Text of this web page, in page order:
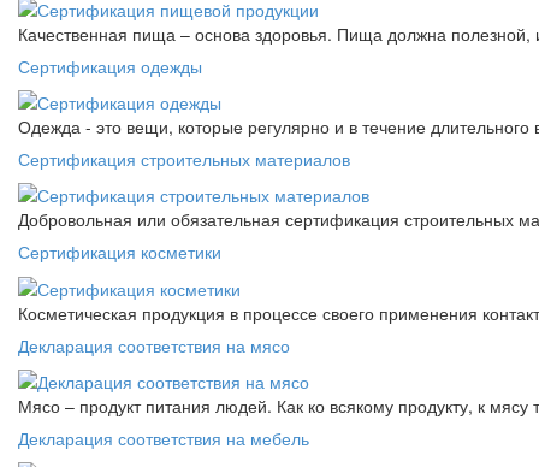
Качественная пища – основа здоровья. Пища должна
Сертификация одежды
Одежда - это вещи, которые регулярно и в течение
Сертификация строительных материалов
Добровольная или обязательная сертификация строительных
Сертификация косметики
Косметическая продукция в процессе своего применения
Декларация соответствия на мясо
Мясо – продукт питания людей. Как ко всякому продукту, к мясу
Декларация соответствия на мебель